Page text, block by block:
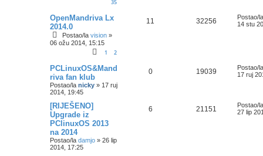
35
OpenMandriva Lx
2014.0
Postao/la vision »
06 ožu 2014, 15:15
1 2
11 32256
Postao/
14 stu
PCLinuxOS&Mand
riva fan klub
Postao/la nicky » 17 ruj
2014, 19:45
0 19039
Postao/
17 ruj
[RIJEŠENO]
Upgrade iz
PClinuxOS 2013
na 2014
Postao/la damjo » 26 lip
2014, 17:25
6 21151
Postao/
27 lip